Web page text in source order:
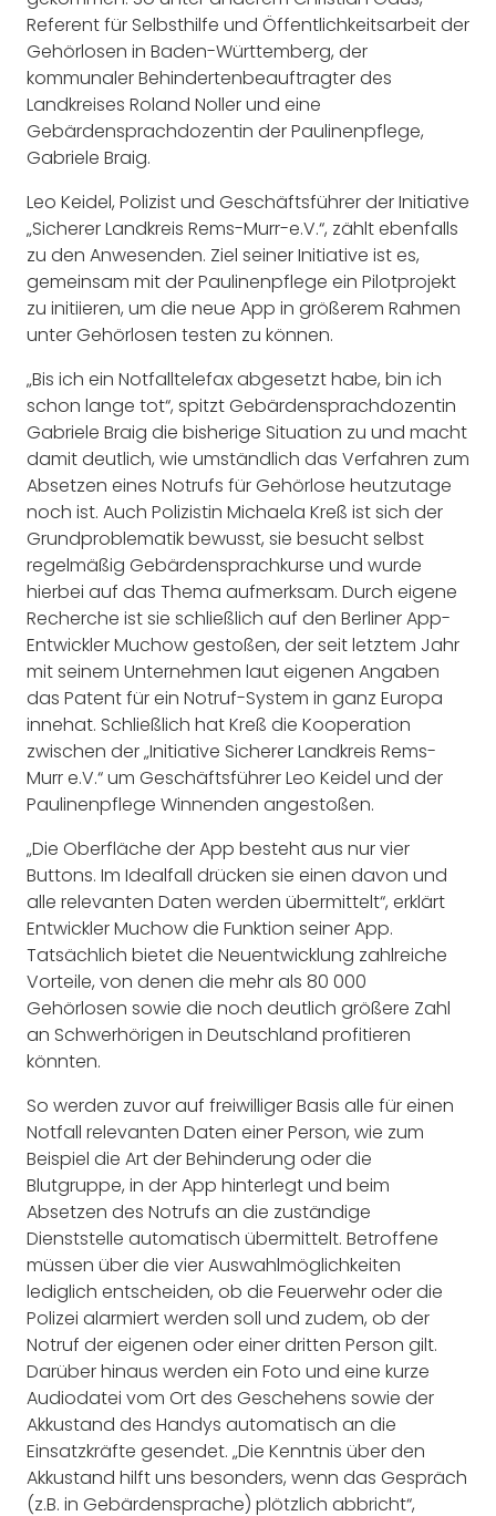
Referent für Selbsthilfe und Öffentlichkeitsarbeit der
Gehörlosen in Baden-Württemberg, der
kommunaler Behindertenbeauftragter des
Landkreises Roland Noller und eine
Gebärdensprachdozentin der Paulinenpflege,
Gabriele Braig.
Leo Keidel, Polizist und Geschäftsführer der Initiative
„Sicherer Landkreis Rems-Murr-e.V.“, zählt ebenfalls
zu den Anwesenden. Ziel seiner Initiative ist es,
gemeinsam mit der Paulinenpflege ein Pilotprojekt
zu initiieren, um die neue App in größerem Rahmen
unter Gehörlosen testen zu können.
„Bis ich ein Notfalltelefax abgesetzt habe, bin ich
schon lange tot“, spitzt Gebärdensprachdozentin
Gabriele Braig die bisherige Situation zu und macht
damit deutlich, wie umständlich das Verfahren zum
Absetzen eines Notrufs für Gehörlose heutzutage
noch ist. Auch Polizistin Michaela Kreß ist sich der
Grundproblematik bewusst, sie besucht selbst
regelmäßig Gebärdensprachkurse und wurde
hierbei auf das Thema aufmerksam. Durch eigene
Recherche ist sie schließlich auf den Berliner App-
Entwickler Muchow gestoßen, der seit letztem Jahr
mit seinem Unternehmen laut eigenen Angaben
das Patent für ein Notruf-System in ganz Europa
innehat. Schließlich hat Kreß die Kooperation
zwischen der „Initiative Sicherer Landkreis Rems-
Murr e.V.“ um Geschäftsführer Leo Keidel und der
Paulinenpflege Winnenden angestoßen.
„Die Oberfläche der App besteht aus nur vier
Buttons. Im Idealfall drücken sie einen davon und
alle relevanten Daten werden übermittelt“, erklärt
Entwickler Muchow die Funktion seiner App.
Tatsächlich bietet die Neuentwicklung zahlreiche
Vorteile, von denen die mehr als 80 000
Gehörlosen sowie die noch deutlich größere Zahl
an Schwerhörigen in Deutschland profitieren
könnten.
So werden zuvor auf freiwilliger Basis alle für einen
Notfall relevanten Daten einer Person, wie zum
Beispiel die Art der Behinderung oder die
Blutgruppe, in der App hinterlegt und beim
Absetzen des Notrufs an die zuständige
Dienststelle automatisch übermittelt. Betroffene
müssen über die vier Auswahlmöglichkeiten
lediglich entscheiden, ob die Feuerwehr oder die
Polizei alarmiert werden soll und zudem, ob der
Notruf der eigenen oder einer dritten Person gilt.
Darüber hinaus werden ein Foto und eine kurze
Audiodatei vom Ort des Geschehens sowie der
Akkustand des Handys automatisch an die
Einsatzkräfte gesendet. „Die Kenntnis über den
Akkustand hilft uns besonders, wenn das Gespräch
(z.B. in Gebärdensprache) plötzlich abbricht“,